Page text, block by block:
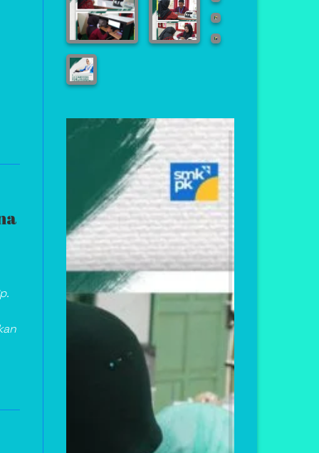
Asisten Teknik
Laboratorium Medik